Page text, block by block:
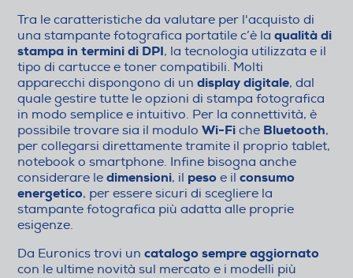
Tra le caratteristiche da valutare per l'acquisto di
una stampante fotografica portatile c’è la qualità di
stampa in termini di DPI, la tecnologia utilizzata e il
tipo di cartucce e toner compatibili. Molti
apparecchi dispongono di un display digitale, dal
quale gestire tutte le opzioni di stampa fotografica
in modo semplice e intuitivo. Per la connettività, è
possibile trovare sia il modulo Wi-Fi che Bluetooth,
per collegarsi direttamente tramite il proprio tablet,
notebook o smartphone. Infine bisogna anche
considerare le dimensioni, il peso e il consumo
energetico, per essere sicuri di scegliere la
stampante fotografica più adatta alle proprie
esigenze.
Da Euronics trovi un catalogo sempre aggiornato
con le ultime novità sul mercato e i modelli più